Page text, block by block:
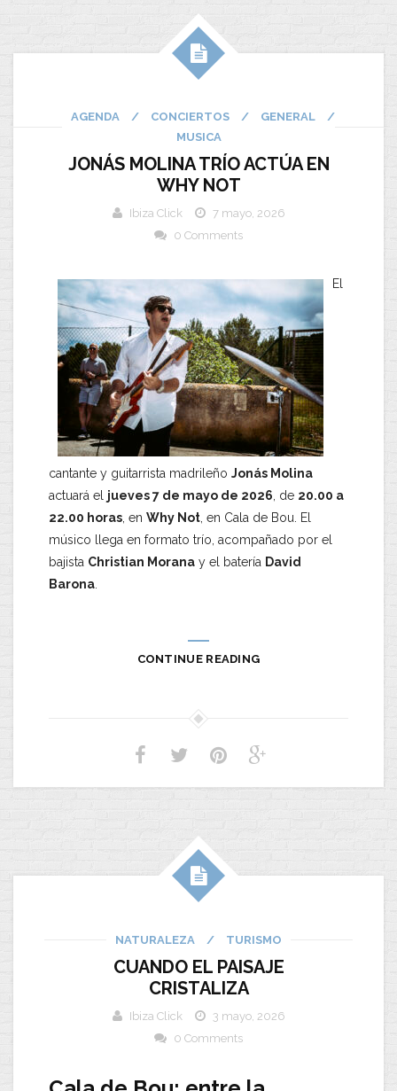
AGENDA / CONCIERTOS / GENERAL
/
MUSICA
JONÁS MOLINA TRÍO ACTÚA EN
WHY NOT
Ibiza Click
7 mayo, 2026
0 Comments
El
cantante y guitarrista madrileño Jonás Molina
actuará el jueves 7 de mayo de 2026 , de 20.00 a
22.00 horas , en Why Not , en Cala de Bou. El
músico llega en formato trío, acompañado por el
bajista Christian Morana y el batería David
Barona
CONTINUE READING
NATURALEZA / TURISMO
CUANDO EL PAISAJE
CRISTALIZA
Ibiza Click
3 mayo, 2026
0 Comments